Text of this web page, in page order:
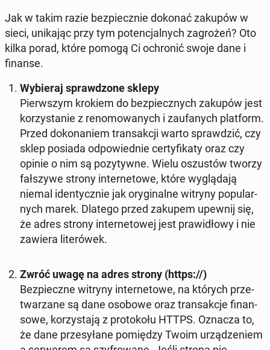
Jak w takim razie bez­piecz­nie dokonać zakupów w
sieci, uni­ka­jąc przy tym po­ten­cjal­nych za­gro­żeń? Oto
kilka porad, które pomogą Ci ochro­nić swoje dane i
finanse.
Wy­bie­raj spraw­dzo­ne sklepy
Pierw­szym krokiem do bez­piecz­nych zakupów jest
ko­rzy­sta­nie z re­no­mo­wa­nych i za­ufa­nych plat­form.
Przed do­ko­na­niem trans­ak­cji warto spraw­dzić, czy
sklep posiada od­po­wied­nie cer­ty­fi­ka­ty oraz czy
opinie o nim są po­zy­tyw­ne. Wielu oszu­stów tworzy
fał­szy­we strony in­ter­ne­to­we, które wy­glą­da­ją
niemal iden­tycz­nie jak ory­gi­nal­ne witryny po­pu­lar­
nych marek. Dlatego przed zakupem upewnij się,
że adres strony in­ter­ne­to­wej jest pra­wi­dło­wy i nie
zawiera li­te­ró­wek.
Zwróć uwagę na adres strony (https://)
Bez­piecz­ne witryny in­ter­ne­to­we, na których prze­
twa­rza­ne są dane osobowe oraz trans­ak­cje fi­nan­
so­we, ko­rzy­sta­ją z pro­to­ko­łu HTTPS. Oznacza to,
że dane prze­sy­ła­ne po­mię­dzy Twoim urzą­dze­niem